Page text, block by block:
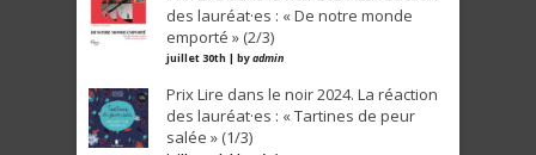
des lauréat·es : « De notre monde
emporté » (2/3)
juillet 30th | byadmin
Prix Lire dans le noir 2024. La réaction
des lauréat·es : « Tartines de peur
salée » (1/3)